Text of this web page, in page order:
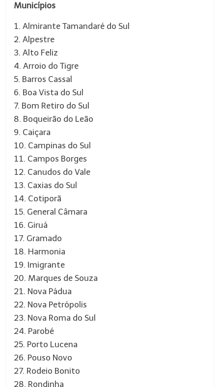
Municípios
1. Almirante Tamandaré do Sul
2. Alpestre
3. Alto Feliz
4. Arroio do Tigre
5. Barros Cassal
6. Boa Vista do Sul
7. Bom Retiro do Sul
8. Boqueirão do Leão
9. Caiçara
10. Campinas do Sul
11. Campos Borges
12. Canudos do Vale
13. Caxias do Sul
14. Cotiporã
15. General Câmara
16. Giruá
17. Gramado
18. Harmonia
19. Imigrante
20. Marques de Souza
21. Nova Pádua
22. Nova Petrópolis
23. Nova Roma do Sul
24. Parobé
25. Porto Lucena
26. Pouso Novo
27. Rodeio Bonito
28. Rondinha